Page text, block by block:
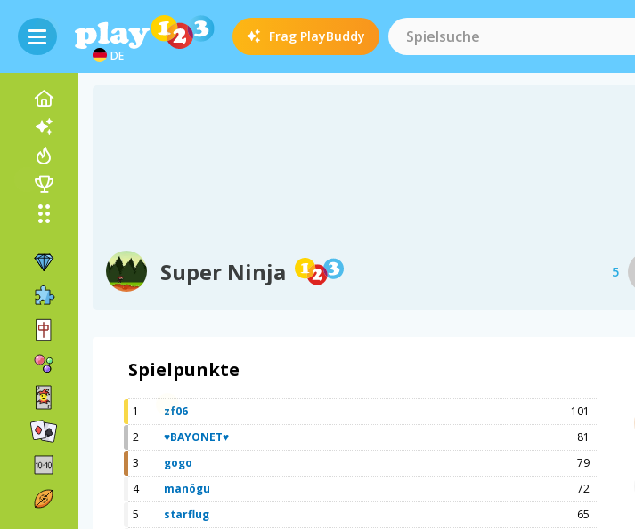
DE
Frag PlayBuddy
Super Ninja 5
Spielpunkte
1 zf06
101
2
♥BAYONET♥
81
3
gogo
79
4
manögu
72
5
starflug
65